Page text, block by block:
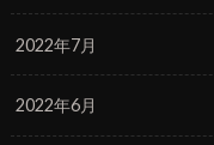
2022年7月
2022年6月